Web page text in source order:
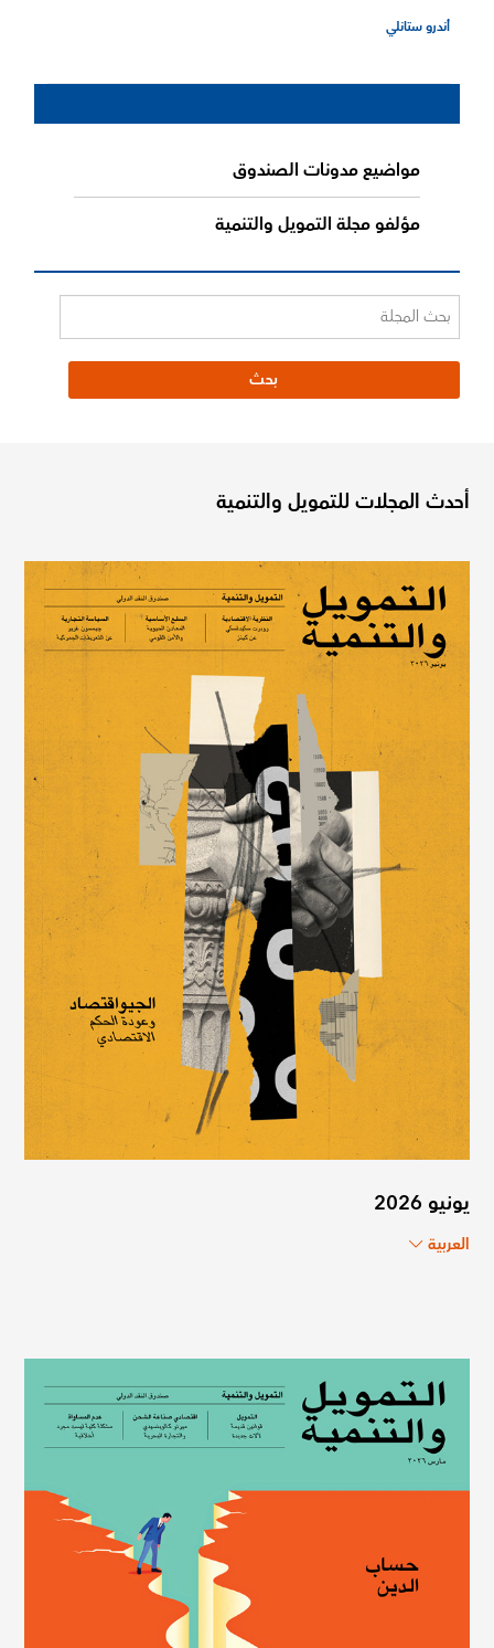
أندرو ستانلي
مواضيع مدونات الصندوق
مؤلفو مجلة التمويل والتنمية
أحدث المجلات للتمويل والتنمية
يونيو 2026
العربية